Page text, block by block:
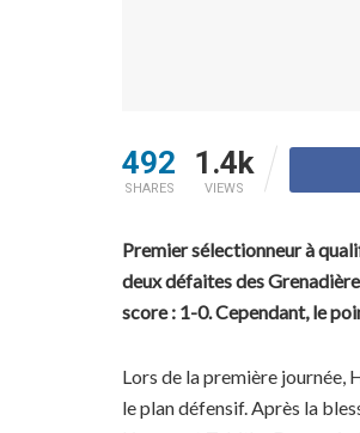
492
SHARES
1.4k
VIEWS
Premier sélectionneur à
deux défaites des
score : 1-0. Cependant, le
Lors de la première journée,
le plan défensif. Après la